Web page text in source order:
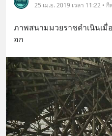
25 เม.ย. 2019 เวลา 11:22 • กี
ภาพสนามมวยราชดำเนินเมื่
อก